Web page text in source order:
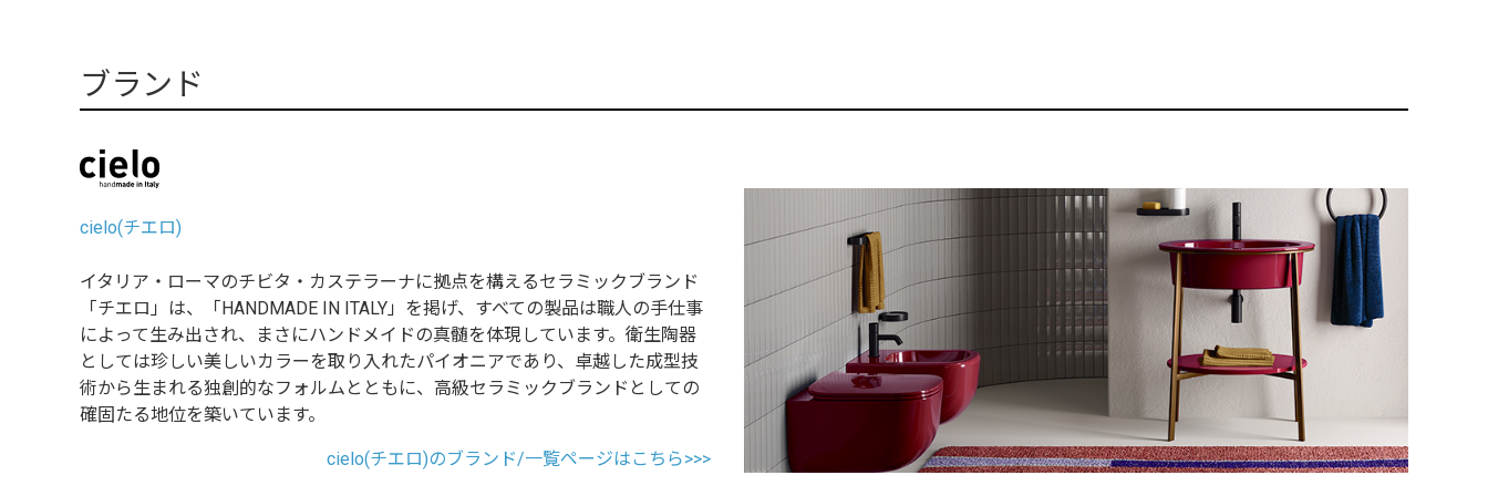
ブランド
cielo(チエロ)
イタリア・ローマのチビタ・カステラーナに拠点を構えるセラミックブランド
「チエロ」は、「HANDMADE IN ITALY」を掲げ、すべての製品は職人の手仕事
によって生み出され、まさにハンドメイドの真髄を体現しています。衛生陶器
としては珍しい美しいカラーを取り入れたパイオニアであり、卓越した成型技
術から生まれる独創的なフォルムとともに、高級セラミックブランドとしての
確固たる地位を築いています。
cielo(チエロ)のブランド/一覧ページはこちら>>>